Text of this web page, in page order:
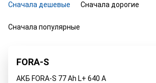
Сначала дешевые Сначала дорогие
Сначала популярные
FORA-S
АКБ FORA-S 77 Ah L+ 640 A